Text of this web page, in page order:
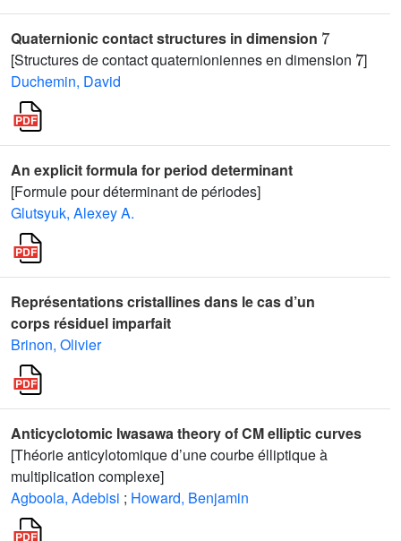
Quaternionic contact structures in dimension
[Structures de contact quaternioniennes en dimension
]
Duchemin, David
An explicit formula for period determinant
[Formule pour déterminant de périodes]
Glutsyuk, Alexey A.
Représentations cristallines dans le cas d’un
corps résiduel imparfait
Brinon, Olivier
Anticyclotomic Iwasawa theory of CM elliptic curves
[Théorie anticylotomique d’une courbe élliptique à
multiplication complexe]
Agboola, Adebisi ; Howard, Benjamin